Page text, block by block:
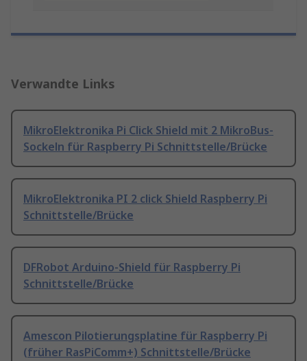
Verwandte Links
MikroElektronika Pi Click Shield mit 2 MikroBus-
Sockeln für Raspberry Pi Schnittstelle/Brücke
MikroElektronika PI 2 click Shield Raspberry Pi
Schnittstelle/Brücke
DFRobot Arduino-Shield für Raspberry Pi
Schnittstelle/Brücke
Amescon Pilotierungsplatine für Raspberry Pi
(früher RasPiComm+) Schnittstelle/Brücke